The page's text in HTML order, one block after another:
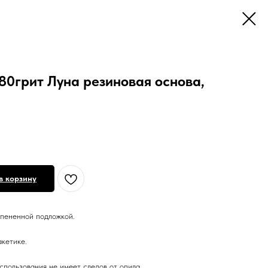
Луна резиновая основа,
корзину
подложкой.